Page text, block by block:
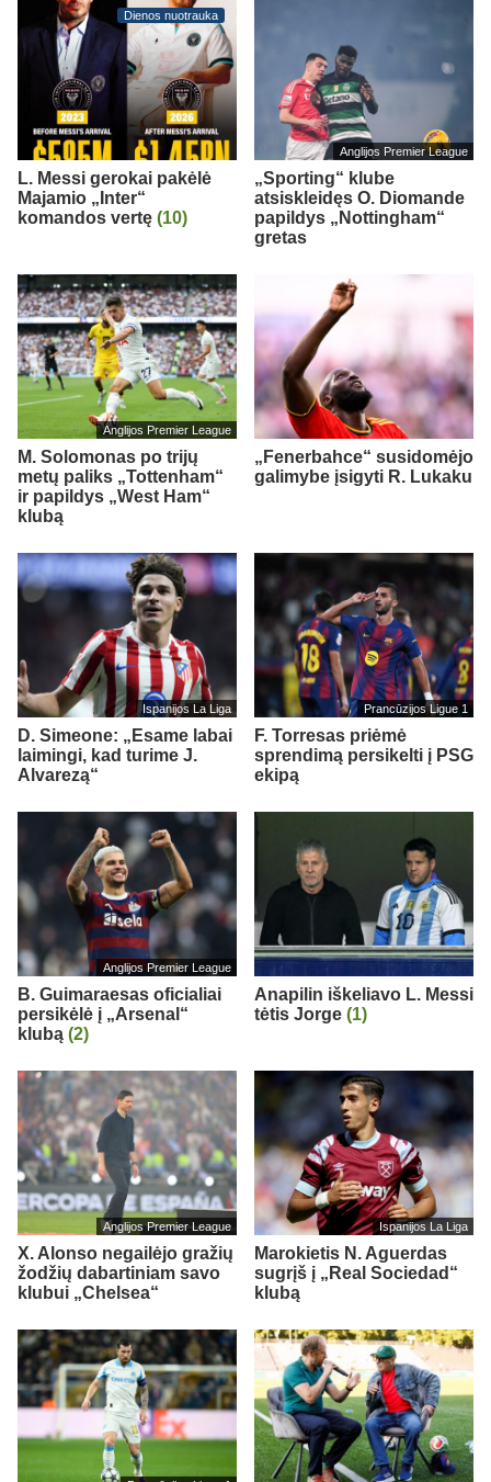
Dienos nuotrauka
L. Messi gerokai pakėlė
Majamio „Inter“
komandos vertę (10)
Anglijos Premier League
„Sporting“ klube
atsiskleidęs O. Diomande
papildys „Nottingham“
gretas
Anglijos Premier League
M. Solomonas po trijų
metų paliks „Tottenham“
ir papildys „West Ham“
klubą
„Fenerbahce“ susidomėjo
galimybe įsigyti R. Lukaku
Ispanijos La Liga
D. Simeone: „Esame labai
laimingi, kad turime J.
Alvarezą“
Prancūzijos Ligue 1
F. Torresas priėmė
sprendimą persikelti į PSG
ekipą
Anglijos Premier League
B. Guimaraesas oficialiai
persikėlė į „Arsenal“
klubą (2)
Anapilin iškeliavo L. Messi
tėtis Jorge (1)
Anglijos Premier League
X. Alonso negailėjo gražių
žodžių dabartiniam savo
klubui „Chelsea“
Ispanijos La Liga
Marokietis N. Aguerdas
sugrįš į „Real Sociedad“
klubą